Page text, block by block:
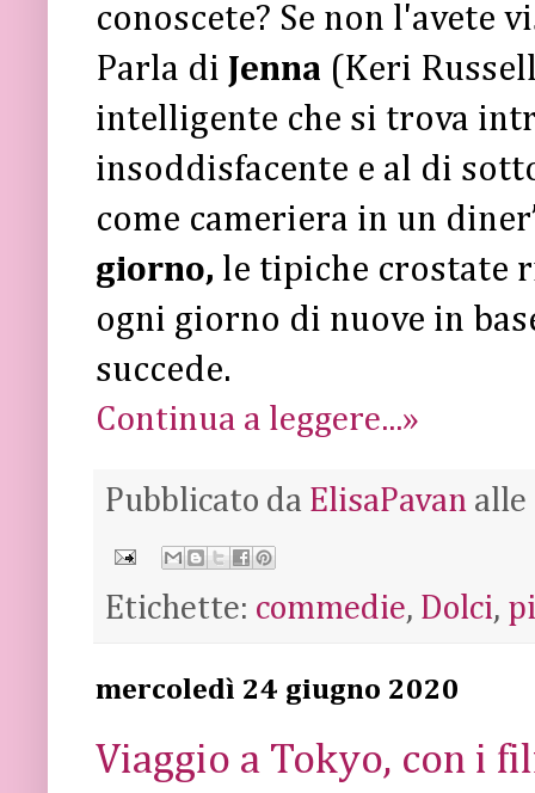
conoscete? Se non l'avete
Parla di Jenna (Keri
intelligente che si trova
insoddisfacente e al di
come cameriera in un
giorno, le tipiche crostate
ogni giorno di nuove in
succede.
Continua a leggere...»
Pubblicato da ElisaPavan alle
Etichette: commedie, Dolci,
mercoledì 24 giugno 2020
Viaggio a Tokyo, con i